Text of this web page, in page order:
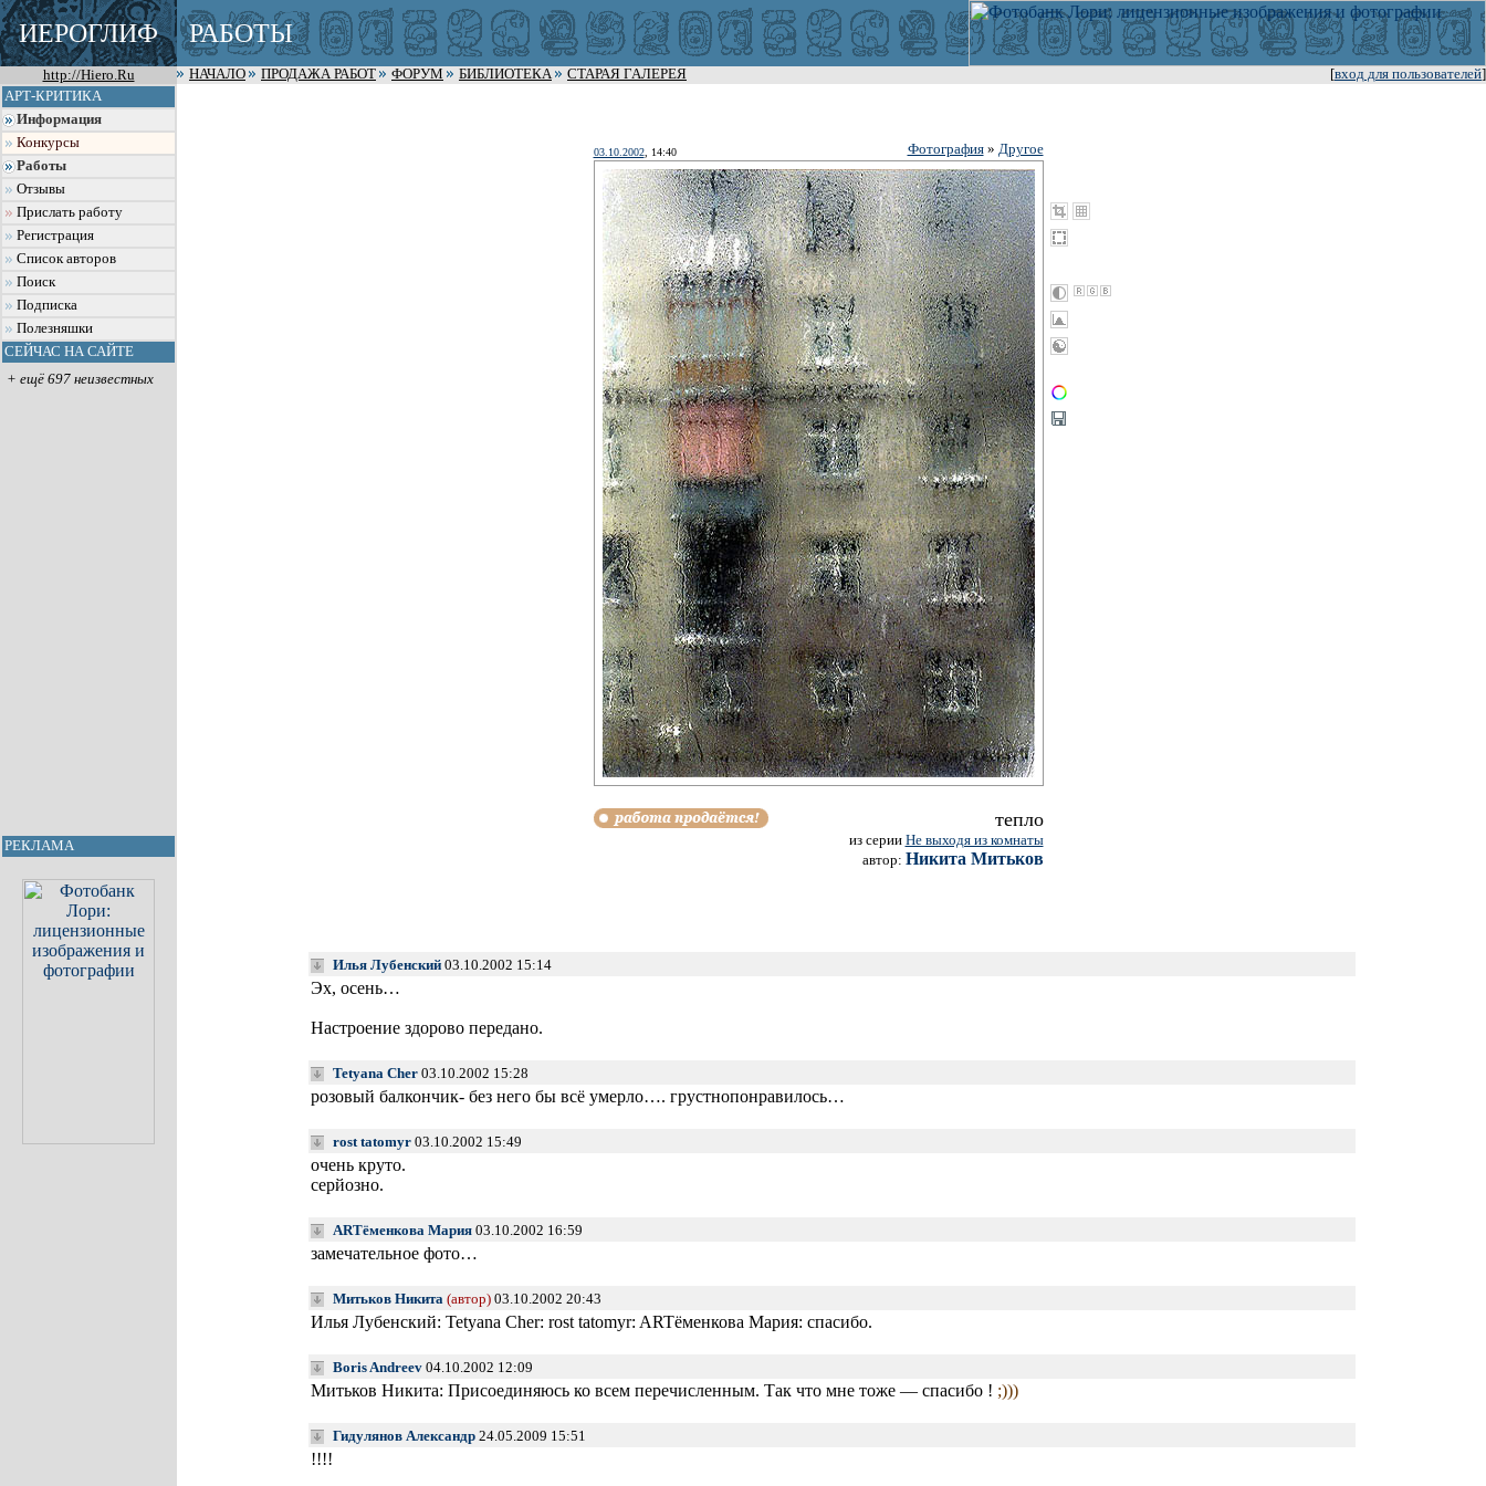
ИЕРОГЛИФ РАБОТЫ
http://Hiero.Ru [вход для пользователей]
НАЧАЛО ПРОДАЖА РАБОТ ФОРУМ БИБЛИОТЕКА
СТАРАЯ ГАЛЕРЕЯ
АРТ-КРИТИКА
Информация
Конкурсы
Работы
Отзывы
Прислать работу
Регистрация
Список авторов
Поиск
Подписка
Полезняшки
СЕЙЧАС НА САЙТЕ
+ ещё 697 неизвестных
РЕКЛАМА
03.10.2002, 14:40 Фотография» Другое
тепло
из серии Не выходя из комнаты
автор: Никита Митьков
Илья Лубенский03.10.2002 15:14
Эх, осень…
Настроение здорово передано.
Tetyana Cher03.10.2002 15:28
розовый балкончик- без него бы всё умерло…. грустнопонравилось…
rost tatomyr03.10.2002 15:49
очень круто.
серйозно.
ARTёменкова Мария03.10.2002 16:59
замечательное фото…
Митьков Никита (автор)03.10.2002 20:43
Илья Лубенский: Tetyana Cher: rost tatomyr: ARTёменкова Мария: спасибо.
Boris Andreev04.10.2002 12:09
Митьков Никита: Присоединяюсь ко всем перечисленным. Так что мне тоже — спасибо ! ;)))
Гидулянов Александр24.05.2009 15:51
!!!!